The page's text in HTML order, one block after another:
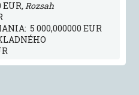
EUR, Rozsah
5 000,000000 EUR